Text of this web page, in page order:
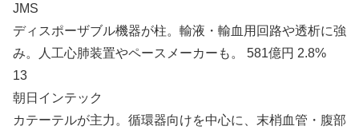
JMS
ディスポーザブル機器が柱。輸液・輸血用回路や透析に強
み。人工心肺装置やペースメーカーも。 581億円 2.8%
13
朝日インテック
カテーテルが主力。循環器向けを中心に、末梢血管・腹部